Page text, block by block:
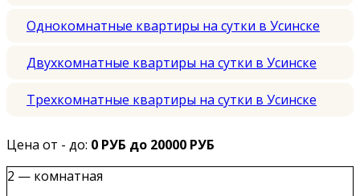
Однокомнатные квартиры на сутки в Усинске
Двухкомнатные квартиры на сутки в Усинске
Трехкомнатные квартиры на сутки в Усинске
Цена от - до: 0 РУБ до 20000 РУБ
2 — комнатная